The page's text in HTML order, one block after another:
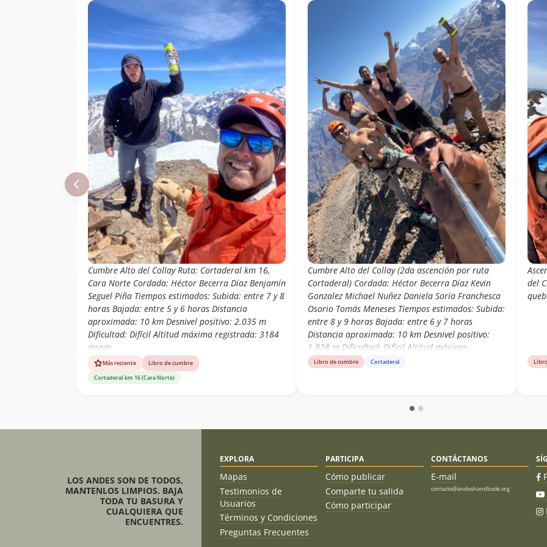
Cumbre Alto del Collay Ruta: Cortaderal km 16,
Cara Norte Cordada: Héctor Becerra Díaz Benjamín
Seguel Piña Tiempos estimados: Subida: entre 7 y 8
horas Bajada: entre 5 y 6 horas Distancia
aproximada: 10 km Desnivel positivo: 2.035 m
Dificultad: Difícil Altitud máxima registrada: 3184
msnm
Más reciente
Libro de cumbre
Cortaderal km 16 (Cara Norte)
Cumbre Alto del Collay (2da ascención por ruta
Cortaderal) Cordada: Héctor Becerra Díaz Kevin
Gonzalez Michael Nuñez Daniela Soria Franchesca
Osorio Tomás Meneses Tiempos estimados: Subida:
entre 8 y 9 horas Bajada: entre 6 y 7 horas
Distancia aproximada: 10 km Desnivel positivo:
1.828 m Dificultad: Difícil Altitud máxima
registrada: 3184 msnm
Libro de cumbre Cortaderal
del
LOS ANDES SON DE TODOS,
MANTENLOS LIMPIOS. BAJA
TODA TU BASURA Y
CUALQUIERA QUE
ENCUENTRES.
EXPLORA
Mapas
Testimonios de
Usuarios
Términos y Condiciones
Preguntas Frecuentes
PARTICIPA
Cómo publicar
Comparte tu salida
Cómo participar
CONTÁCTANOS
E-mail
contacto@andeshandbook.org